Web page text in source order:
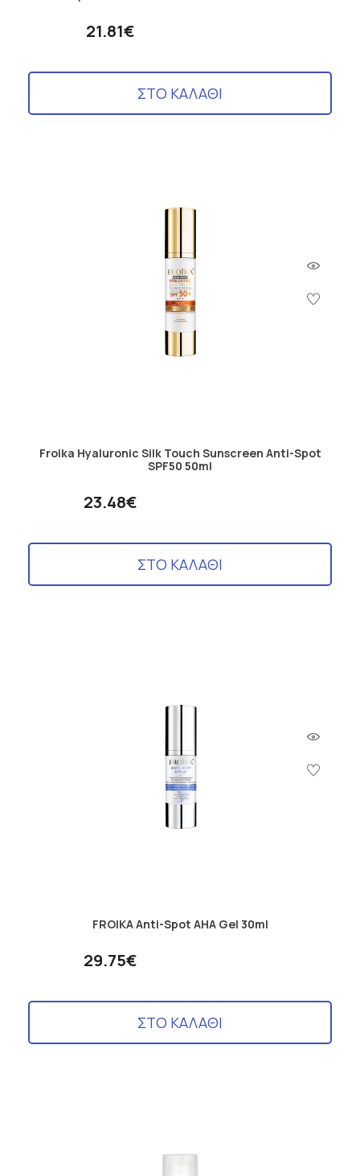
21.81€
ΣΤΟ ΚΑΛΑΘΙ
Froika Hyaluronic Silk Touch Sunscreen Anti-Spot
SPF50 50ml
23.48€
ΣΤΟ ΚΑΛΑΘΙ
FROIKA Anti-Spot AHA Gel 30ml
29.75€
ΣΤΟ ΚΑΛΑΘΙ